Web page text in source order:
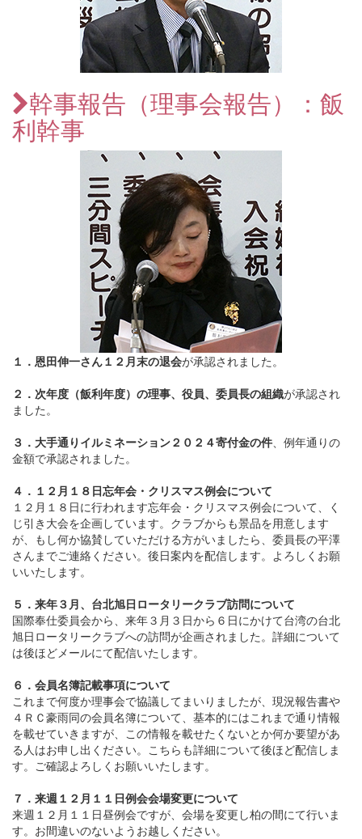
幹事報告（理事会報告）：飯
利幹事
１．恩田伸一さん１２月末の退会が承認されました。
２．次年度（飯利年度）の理事、役員、委員長の組織が承認され
ました。
３．大手通りイルミネーション２０２４寄付金の件、例年通りの
金額で承認されました。
４．１２月１８日忘年会・クリスマス例会について
１２月１８日に行われます忘年会・クリスマス例会について、く
じ引き大会を企画しています。クラブからも景品を用意します
が、もし何か協賛していただける方がいましたら、委員長の平澤
さんまでご連絡ください。後日案内を配信します。よろしくお願
いいたします。
５．来年３月、台北旭日ロータリークラブ訪問について
国際奉仕委員会から、来年３月３日から６日にかけて台湾の台北
旭日ロータリークラブへの訪問が企画されました。詳細について
は後ほどメールにて配信いたします。
６．会員名簿記載事項について
これまで何度か理事会で協議してまいりましたが、現況報告書や
４ＲＣ豪雨同の会員名簿について、基本的にはこれまで通り情報
を載せていきますが、この情報を載せたくないとか何か要望があ
る人はお申し出ください。こちらも詳細について後ほど配信しま
す。ご確認よろしくお願いいたします。
７．来週１２月１１日例会会場変更について
来週１２月１１日昼例会ですが、会場を変更し柏の間にて行いま
す。お間違いのないようお越しください。